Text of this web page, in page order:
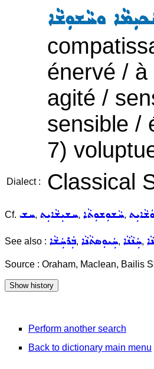
ܘܚܵܫܘܼܫܵܐ
énervé /
agité /
sensible /
7)
Dialect : Classical
Cf. ܚܫ, ܚܫܝܼܫܵܐܝܼܬ, ܚܵܫܘܼܫܘܼܬܵܐ,
See also : ܒܲܪܚܲܫܵܐ, ܚܲܝܘܼܣܬܵܢܵܐ, ܚܲܢܵܢܵܐ,
Source : Oraham, Maclean, Bailis
Perform another search
Back to dictionary main menu